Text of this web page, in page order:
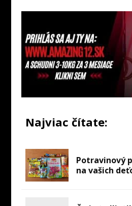
Najviac čítate:
Potravinový
na vašich